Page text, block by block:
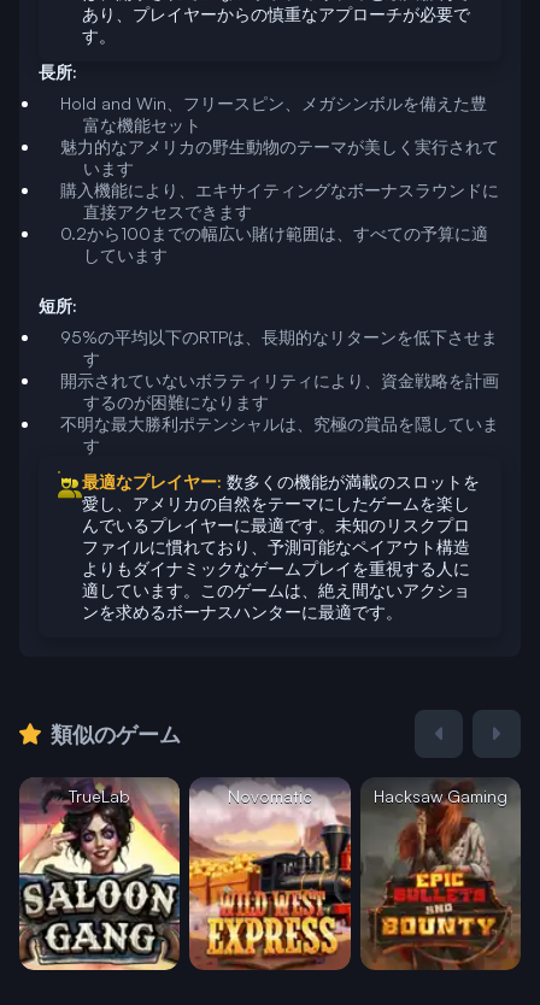
あり、プレイヤーからの慎重なアプローチが必要で
す。
長所:
Hold and Win、フリースピン、メガシンボルを備えた豊
富な機能セット
魅力的なアメリカの野生動物のテーマが美しく実行されて
います
購入機能により、エキサイティングなボーナスラウンドに
直接アクセスできます
0.2から100までの幅広い賭け範囲は、すべての予算に適
しています
短所:
95%の平均以下のRTPは、長期的なリターンを低下させま
す
開示されていないボラティリティにより、資金戦略を計画
するのが困難になります
不明な最大勝利ポテンシャルは、究極の賞品を隠していま
す
最適なプレイヤー: 数多くの機能が満載のスロットを
愛し、アメリカの自然をテーマにしたゲームを楽し
んでいるプレイヤーに最適です。未知のリスクプロ
ファイルに慣れており、予測可能なペイアウト構造
よりもダイナミックなゲームプレイを重視する人に
適しています。このゲームは、絶え間ないアクショ
ンを求めるボーナスハンターに最適です。
類似のゲーム
TrueLab Novomatic Hacksaw Gaming